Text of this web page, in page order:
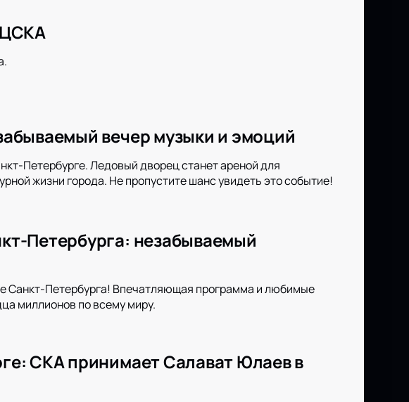
вечер музыки и эмоций
Петербурге. Ледовый дворец станет ареной для
жизни города. Не пропустите шанс увидеть это событие!
Петербурга: незабываемый
Санкт-Петербурга! Впечатляющая программа и любимые
миллионов по всему миру.
СКА принимает Салават Юлаев в